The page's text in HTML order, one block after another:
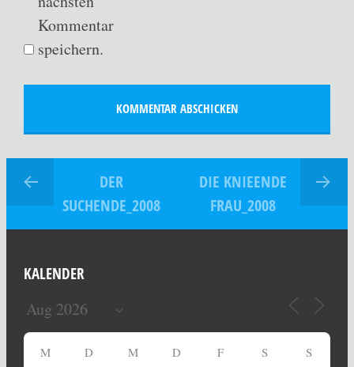
Kommentar
speichern.
DER
SUCHENDE_2008
DIE KNIEENDE
FRAU_2008
KALENDER
M D M D F S S